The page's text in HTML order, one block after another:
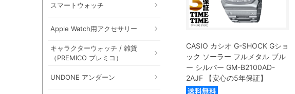
スマートウォッチ
Apple Watch用アクセサリー
キャラクターウォッチ / 雑貨
（PREMICO プレミコ）
UNDONE アンダーン
CASIO カシオ G-SHOCK Gショ
ック ソーラー フルメタル ブル
ー シルバー GM-B2100AD-
2AJF 【安心の5年保証】